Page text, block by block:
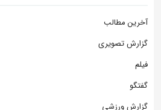
آخرین مطالب
گزارش تصویری
فیلم
گفتگو
گزارش ورزشی